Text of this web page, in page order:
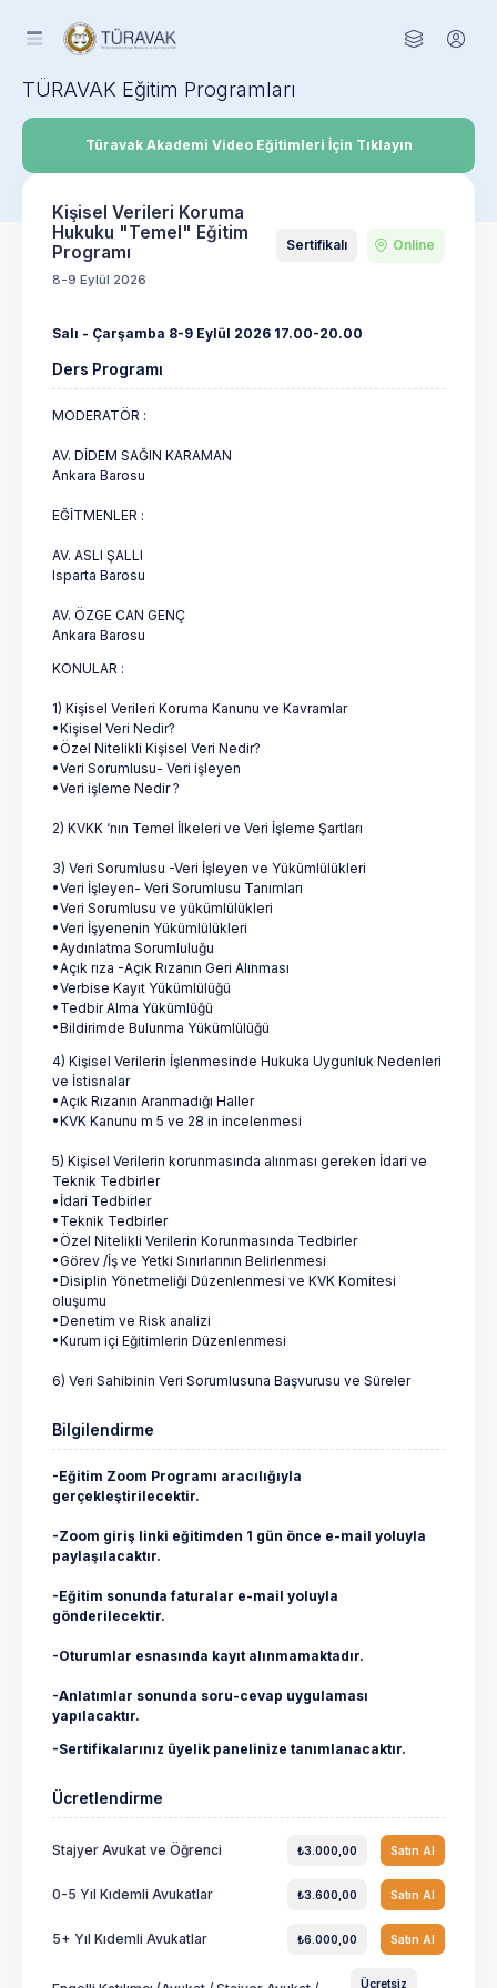
TÜRAVAK Eğitim Programları
Türavak Akademi Video Eğitimleri İçin Tıklayın
Kişisel Verileri Koruma
Hukuku "Temel" Eğitim
Programı
8-9 Eylül 2026
Sertifikalı Online
Salı - Çarşamba 8-9 Eylül 2026 17.00-20.00
Ders Programı
MODERATÖR :
AV. DİDEM SAĞIN KARAMAN
Ankara Barosu
EĞİTMENLER :
AV. ASLI ŞALLI
Isparta Barosu
AV. ÖZGE CAN GENÇ
Ankara Barosu
KONULAR :
1) Kişisel Verileri Koruma Kanunu ve Kavramlar
•Kişisel Veri Nedir?
•Özel Nitelikli Kişisel Veri Nedir?
•Veri Sorumlusu- Veri işleyen
•Veri işleme Nedir ?
2) KVKK ‘nın Temel İlkeleri ve Veri İşleme Şartları
3) Veri Sorumlusu -Veri İşleyen ve Yükümlülükleri
•Veri İşleyen- Veri Sorumlusu Tanımları
•Veri Sorumlusu ve yükümlülükleri
•Veri İşyenenin Yükümlülükleri
•Aydınlatma Sorumluluğu
•Açık rıza -Açık Rızanın Geri Alınması
•Verbise Kayıt Yükümlülüğü
•Tedbir Alma Yükümlüğü
•Bildirimde Bulunma Yükümlülüğü
4) Kişisel Verilerin İşlenmesinde Hukuka Uygunluk Nedenleri
ve İstisnalar
•Açık Rızanın Aranmadığı Haller
•KVK Kanunu m 5 ve 28 in incelenmesi
5) Kişisel Verilerin korunmasında alınması gereken İdari ve
Teknik Tedbirler
•İdari Tedbirler
•Teknik Tedbirler
•Özel Nitelikli Verilerin Korunmasında Tedbirler
•Görev /İş ve Yetki Sınırlarının Belirlenmesi
•Disiplin Yönetmeliği Düzenlenmesi ve KVK Komitesi
oluşumu
•Denetim ve Risk analizi
•Kurum içi Eğitimlerin Düzenlenmesi
6) Veri Sahibinin Veri Sorumlusuna Başvurusu ve Süreler
Bilgilendirme
-Eğitim Zoom Programı aracılığıyla
gerçekleştirilecektir.
-Zoom giriş linki eğitimden 1 gün önce e-mail yoluyla
paylaşılacaktır.
-Eğitim sonunda faturalar e-mail yoluyla
gönderilecektir.
-Oturumlar esnasında kayıt alınmamaktadır.
-Anlatımlar sonunda soru-cevap uygulaması
yapılacaktır.
-Sertifikalarınız üyelik panelinize tanımlanacaktır.
Ücretlendirme
Stajyer Avukat ve Öğrenci ₺3.000,00 Satın Al
0-5 Yıl Kıdemli Avukatlar ₺3.600,00 Satın Al
5+ Yıl Kıdemli Avukatlar ₺6.000,00 Satın Al
Ücretsiz